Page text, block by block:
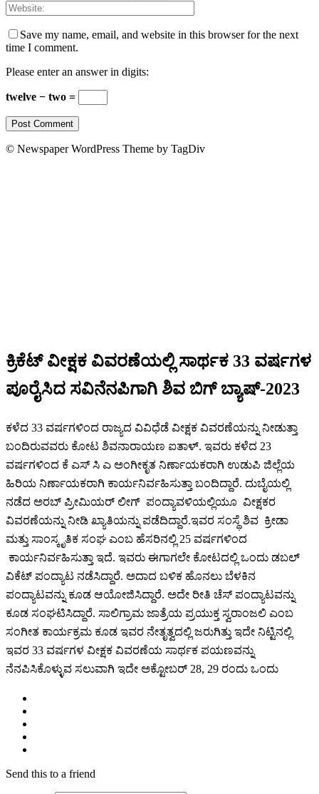
Save my name, email, and website in this browser for the next
time I comment.
Please enter an answer in digits:
twelve − two =
© Newspaper WordPress Theme by TagDiv
ಕ್ರಿಕೆಟ್ ವೀಕ್ಷಕ ವಿವರಣೆಯಲ್ಲಿ ಸಾರ್ಥಕ 33 ವರ್ಷಗಳ
ಪೂರೈಸಿದ ಸವಿನೆನಪಿಗಾಗಿ ಶಿವ ಬಿಗ್ ಬ್ಯಾಷ್-2023
ಕಳೆದ 33 ವರ್ಷಗಳಿಂದ ರಾಜ್ಯದ ವಿವಿಧೆಡೆ ವೀಕ್ಷಕ ವಿವರಣೆಯನ್ನು ನೀಡುತ್ತಾ
ಬಂದಿರುವವರು ಕೋಟ ಶಿವನಾರಾಯಣ ಐತಾಳ್. ಇವರು ಕಳೆದ 23
ವರ್ಷಗಳಿಂದ ಕೆ ಎಸ್ ಸಿ ಎ ಅಂಗೀಕೃತ ನಿರ್ಣಾಯಕರಾಗಿ ಉಡುಪಿ ಜಿಲ್ಲೆಯ
ಹಿರಿಯ ನಿರ್ಣಾಯಕರಾಗಿ ಕಾರ್ಯನಿರ್ವಹಿಸುತ್ತಾ ಬಂದಿದ್ದಾರೆ. ದುಬೈಯಲ್ಲಿ
ನಡೆದ ಅರಬ್ ಪ್ರೀಮಿಯರ್ ಲೀಗ್ ಪಂದ್ಯಾವಳಿಯಲ್ಲಿಯೂ ವೀಕ್ಷಕರ
ವಿವರಣೆಯನ್ನು ನೀಡಿ ಖ್ಯಾತಿಯನ್ನು ಪಡೆದಿದ್ದಾರೆ.ಇವರ ಸಂಸ್ಥೆ ಶಿವ ಕ್ರೀಡಾ
ಮತ್ತು ಸಾಂಸ್ಕೃತಿಕ ಸಂಘ ಎಂಬ ಹೆಸರಿನಲ್ಲಿ 25 ವರ್ಷಗಳಿಂದ
ಕಾರ್ಯನಿರ್ವಹಿಸುತ್ತಾ ಇದೆ. ಇವರು ಈಗಾಗಲೇ ಕೋಟದಲ್ಲಿ ಒಂದು ಡಬಲ್
ವಿಕೆಟ್ ಪಂದ್ಯಾಟ ನಡೆಸಿದ್ದಾರೆ. ಅದಾದ ಬಳಿಕ ಹೊನಲು ಬೆಳಕಿನ
ಪಂದ್ಯಾಟವನ್ನು ಕೂಡ ಆಯೋಜಿಸಿದ್ದಾರೆ. ಅದೇ ರೀತಿ ಚೆಸ್ ಪಂದ್ಯಾಟವನ್ನು
ಕೂಡ ಸಂಘಟಿಸಿದ್ದಾರೆ. ಸಾಲಿಗ್ರಾಮ ಜಾತ್ರೆಯ ಪ್ರಯುಕ್ತ ಸ್ವರಾಂಜಲಿ ಎಂಬ
ಸಂಗೀತ ಕಾರ್ಯಕ್ರಮ ಕೂಡ ಇವರ ನೇತೃತ್ವದಲ್ಲಿ ಜರುಗಿತ್ತು ಇದೇ ನಿಟ್ಟಿನಲ್ಲಿ
ಇವರ 33 ವರ್ಷಗಳ ವೀಕ್ಷಕ ವಿವರಣೆಯ ಸಾರ್ಥಕ ಪಯಣವನ್ನು
ನೆನಪಿಸಿಕೊಳ್ಳುವ ಸಲುವಾಗಿ ಇದೇ ಅಕ್ಟೋಬರ್ 28, 29 ರಂದು ಒಂದು
Send this to a friend